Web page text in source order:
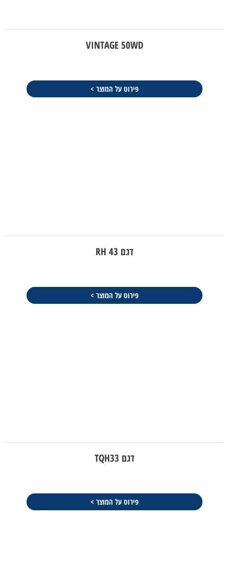
VINTAGE 50WD
פירוט על המוצר >
דגם RH 43
פירוט על המוצר >
דגם TQH33
פירוט על המוצר >